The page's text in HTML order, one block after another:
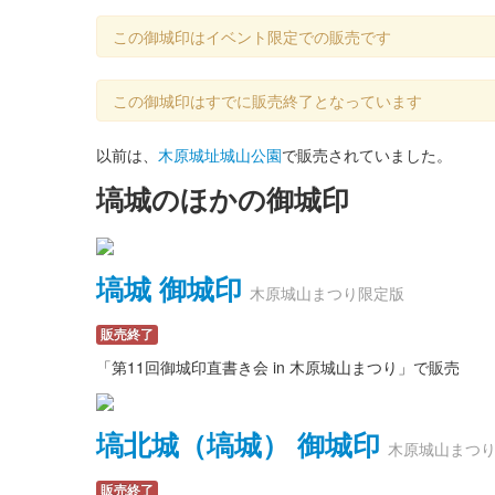
この御城印はイベント限定での販売です
この御城印はすでに販売終了となっています
以前は、 木原城址城山公園で販売されていました。
塙城のほかの御城印
塙城 御城印 木原城山まつり限定版
販売終了
「第11回御城印直書き会 in 木原城山まつり」で販売
塙北城（塙城） 御城印 木原城山まつ
販売終了